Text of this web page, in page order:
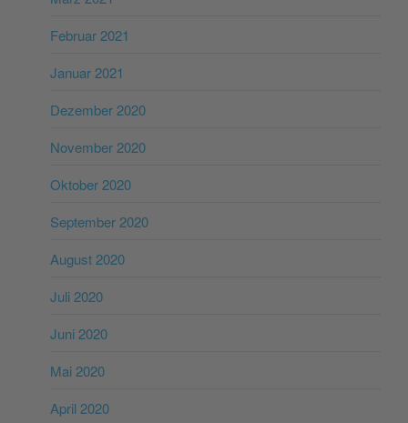
Februar 2021
Januar 2021
Dezember 2020
November 2020
Oktober 2020
September 2020
August 2020
Juli 2020
Juni 2020
Mai 2020
April 2020